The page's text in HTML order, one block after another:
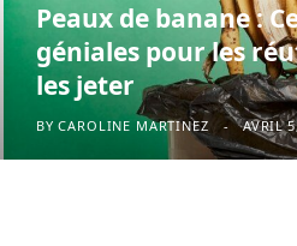
Peaux de banane :
géniales pour les
les jeter
BY CAROLINE MARTINEZ AVRIL